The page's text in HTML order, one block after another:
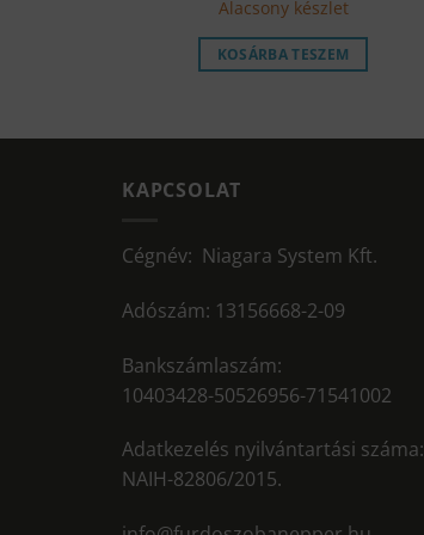
Alacsony készlet
KOSÁRBA TESZEM
KAPCSOLAT
Cégnév: Niagara System Kft.
Adószám: 13156668-2-09
Bankszámlaszám:
10403428-50526956-71541002
Adatkezelés nyilvántartási száma:
NAIH-82806/2015.